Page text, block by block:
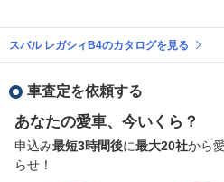
スバル レガシィB4のカタログを見る
車査定を依頼する
あなたの愛車、今いくら？
申込み最短3時間後に最大20社から
らせ！